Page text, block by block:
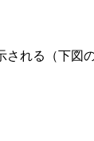
れる（下図の